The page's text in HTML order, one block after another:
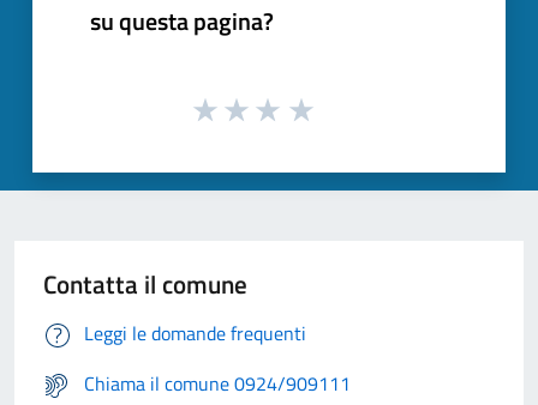
su questa pagina?
Contatta il comune
Leggi le domande frequenti
Chiama il comune 0924/909111